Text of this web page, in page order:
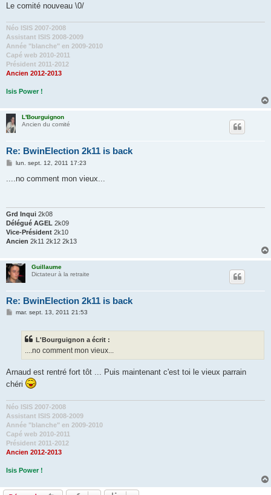
Le comité nouveau \0/
Néo ISIS 2007-2008
Assistant ISIS 2008-2009
Année "blanche" en 2009-2010
Capé web 2010-2011
Président 2011-2012
Ancien 2012-2013
Isis Power !
L'Bourguignon
Ancien du comité
Re: BwinElection 2k11 is back
Mlun. sept. 12, 2011 17:23
....no comment mon vieux...
Grd Inqui 2k08
Délégué AGEL 2k09
Vice-Président 2k10
Ancien 2k11 2k12 2k13
Guillaume
Dictateur à la retraite
Re: BwinElection 2k11 is back
Mmar. sept. 13, 2011 21:53
L'Bourguignon a écrit :
....no comment mon vieux...
Arnaud est rentré fort tôt ... Puis maintenant c'est toi le vieux parrain
chéri
Néo ISIS 2007-2008
Assistant ISIS 2008-2009
Année "blanche" en 2009-2010
Capé web 2010-2011
Président 2011-2012
Ancien 2012-2013
Isis Power !